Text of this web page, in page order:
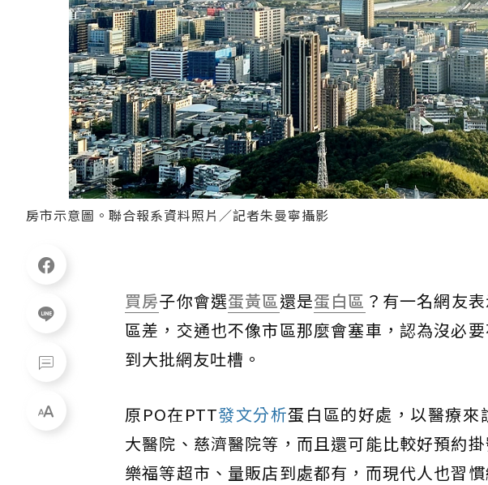
房市示意圖。聯合報系資料照片／記者朱曼寧攝影
買房子你會選蛋黃區還是蛋白區 ？有一名網友
區差，交通也不像市區那麼會塞車，認為沒必
到大批網友吐槽。
原PO在PTT發文分析蛋白區的好處，以醫療
大醫院、慈濟醫院等，而且還可能比較好預約
樂福等超市、量販店到處都有，而現代人也習